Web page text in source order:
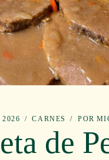
CARNES POR
de